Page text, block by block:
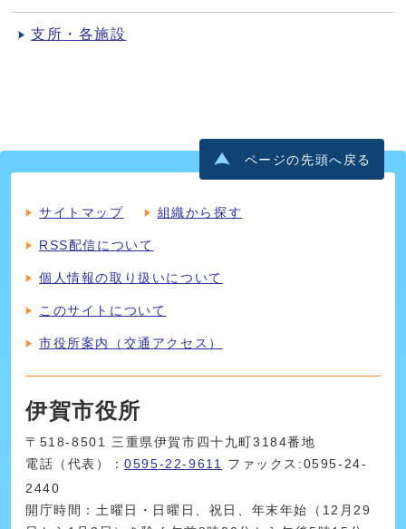
支所・各施設
ページの先頭へ戻る
サイトマップ 組織から探す
RSS配信について
個人情報の取り扱いについて
このサイトについて
市役所案内（交通アクセス）
伊賀市役所
〒518-8501 三重県伊賀市四十九町3184番地
電話（代表）：0595-22-9611
ファックス:0595-24-
2440
開庁時間：土曜日・日曜日、祝日、年末年始（12月29